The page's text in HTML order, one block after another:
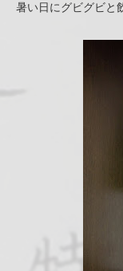
暑い日にグビグビと